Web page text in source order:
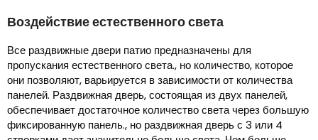
Воздействие естественного света
Все раздвижные двери патио предназначены для
пропускания естественного света., но количество, которое
они позволяют, варьируется в зависимости от количества
панелей. Раздвижная дверь, состоящая из двух панелей,
обеспечивает достаточное количество света через большую
фиксированную панель., но раздвижная дверь с 3 или 4